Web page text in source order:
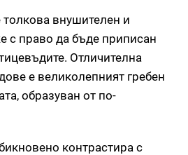
толкова внушителен и
с право да бъде приписан
Отличителна
е великолепният гребен
образуван от по-
контрастира с